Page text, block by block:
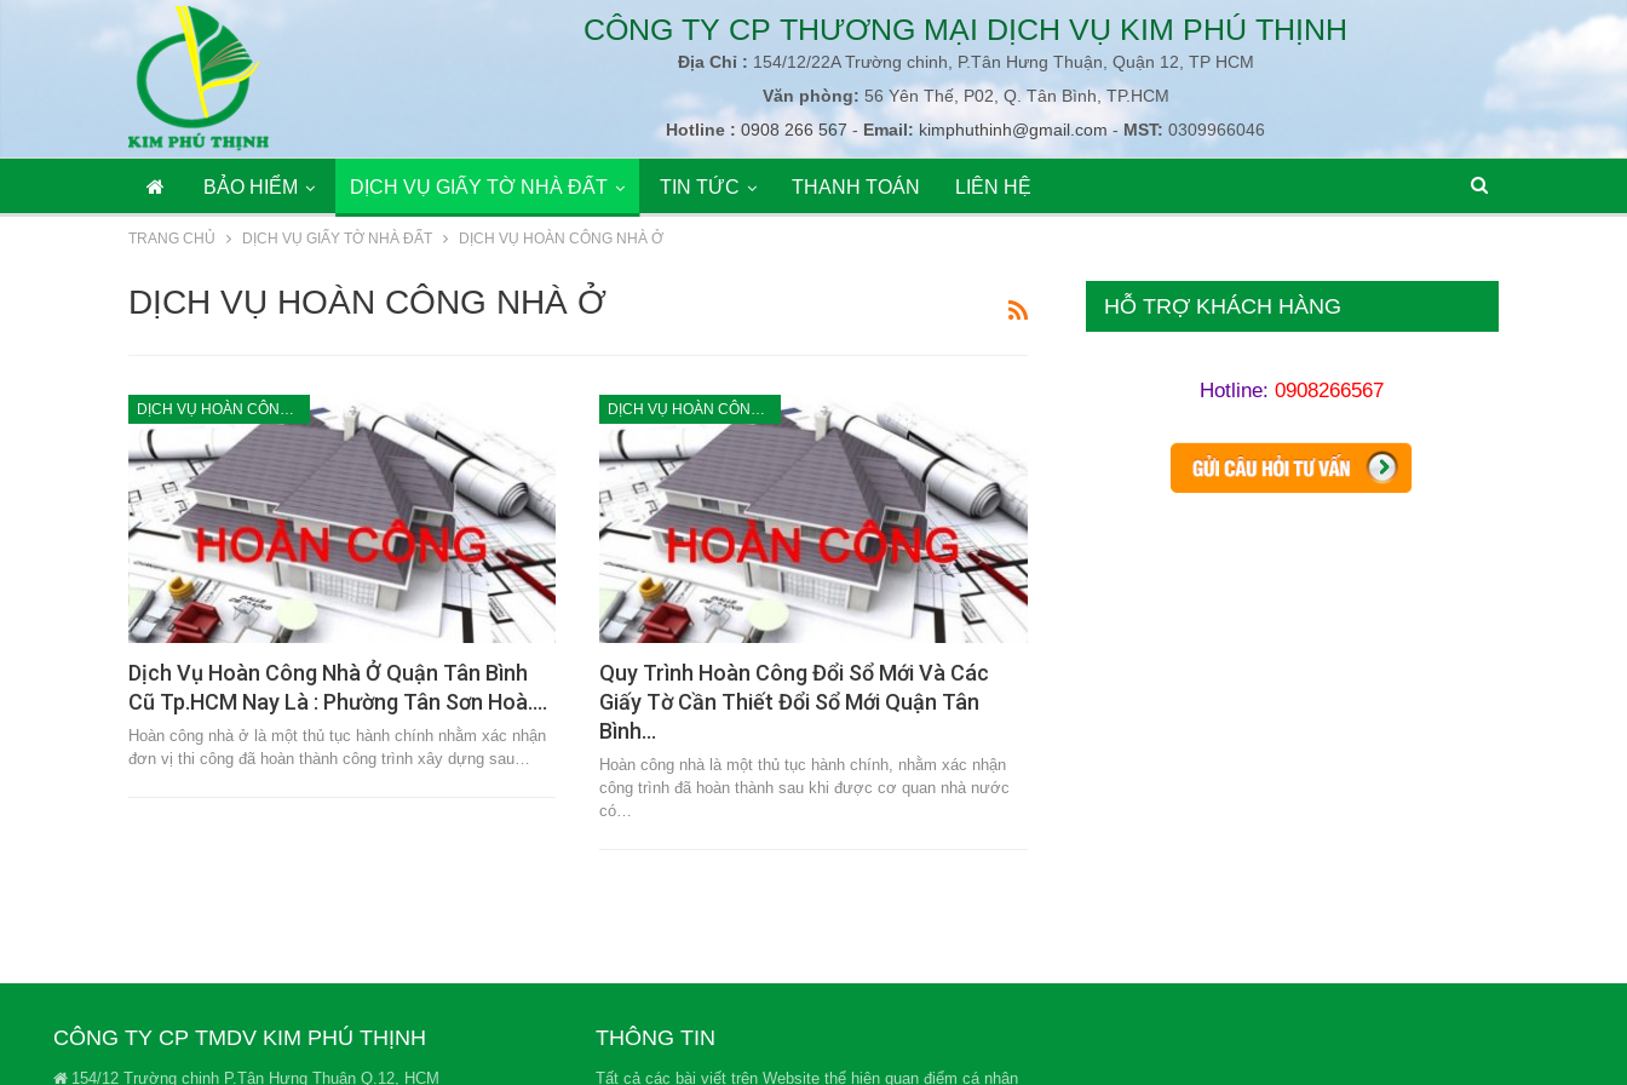
CÔNG TY CP THƯƠNG MẠI DỊCH VỤ KIM PHÚ THỊNH
Địa Chỉ : 154/12/22A Trường chinh, P.Tân Hưng Thuận, Quận 12, TP HCM
Văn phòng: 56 Yên Thế, P02, Q. Tân Bình, TP.HCM
Hotline : 0908 266 567 - Email: kimphuthinh@gmail.com - MST: 0309966046
BẢO HIỂM DỊCH VỤ GIẤY TỜ NHÀ ĐẤT TIN TỨC THANH TOÁN LIÊN HỆ
TRANG CHỦ DỊCH VỤ GIẤY TỜ NHÀ ĐẤT DỊCH VỤ HOÀN CÔNG NHÀ Ở
DỊCH VỤ HOÀN CÔNG NHÀ Ở
DỊCH VỤ HOÀN CÔNG NHÀ Ở
Dịch Vụ Hoàn Công Nhà Ở Quận Tân Bình
Cũ Tp.HCM Nay Là : Phường Tân Sơn Hoà.…
Hoàn công nhà ở là một thủ tục hành chính nhằm xác nhận
đơn vị thi công đã hoàn thành công trình xây dựng sau…
DỊCH VỤ HOÀN CÔNG NHÀ Ở
Quy Trình Hoàn Công Đổi Sổ Mới Và Các
Giấy Tờ Cần Thiết Đổi Sổ Mới Quận Tân
Bình…
Hoàn công nhà là một thủ tục hành chính, nhằm xác nhận
công trình đã hoàn thành sau khi được cơ quan nhà nước
có…
HỖ TRỢ KHÁCH HÀNG
Hotline: 0908266567
CÔNG TY CP TMDV KIM PHÚ THỊNH
154/12 Trường chinh P.Tân Hưng Thuận Q.12, HCM
THÔNG TIN
Tất cả các bài viết trên Website thể hiện quan điểm cá nhân